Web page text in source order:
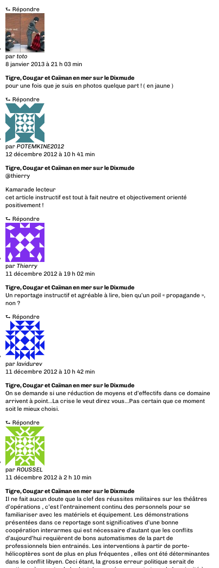
⮑ Répondre
partoto
8 janvier 2013 à 21 h 03 min
Tigre, Cougar et Caïman en mer sur le Dixmude
pour une fois que je suis en photos quelque part ! ( en jaune )
⮑ Répondre
parPOTEMKINE2012
12 décembre 2012 à 10 h 41 min
Tigre, Cougar et Caïman en mer sur le Dixmude
@thierry
Kamarade lecteur
cet article instructif est tout à fait neutre et objectivement orienté
positivement !
⮑ Répondre
parThierry
11 décembre 2012 à 19 h 02 min
Tigre, Cougar et Caïman en mer sur le Dixmude
Un reportage instructif et agréable à lire, bien qu’un poil « propagande »,
non ?
⮑ Répondre
parlavidurev
11 décembre 2012 à 10 h 42 min
Tigre, Cougar et Caïman en mer sur le Dixmude
On se demande si une réduction de moyens et d’effectifs dans ce domaine
arrivent à point…La crise le veut direz vous…Pas certain que ce moment
soit le mieux choisi.
⮑ Répondre
parROUSSEL
11 décembre 2012 à 2 h 10 min
Tigre, Cougar et Caïman en mer sur le Dixmude
Il ne fait aucun doute que la clef des réussites militaires sur les théâtres
d’opérations , c’est l’entrainement continu des personnels pour se
familiariser avec les matériels et équipement. Les démonstrations
présentées dans ce reportage sont significatives d’une bonne
coopération interarmes qui est nécessaire d’autant que les conflits
d’aujourd’hui requièrent de bons automatismes de la part de
professionnels bien entrainés. Les interventions à partir de porte-
hélicoptères sont de plus en plus fréquentes , elles ont été déterminantes
dans le conflit libyen. Ceci étant, la grosse erreur politique serait de